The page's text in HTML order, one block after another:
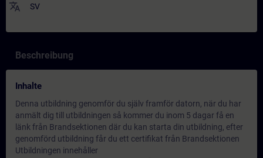
translate SV
Beschreibung
Inhalte
Denna utbildning genomför du själv framför datorn, när du har
anmält dig till utbildningen så kommer du inom 5 dagar få en
länk från Brandsektionen där du kan starta din utbildning, efter
genomförd utbildning får du ett certifikat från Brandsektionen
Utbildningen innehåller